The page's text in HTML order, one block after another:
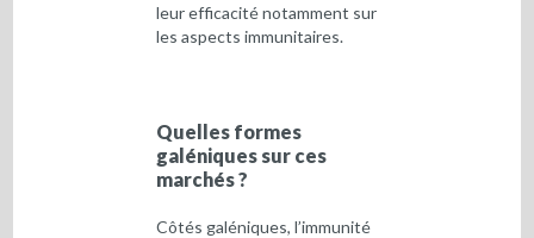
leur efficacité notamment sur
les aspects immunitaires.
Quelles formes
galéniques sur ces
marchés ?
Côtés galéniques, l’immunité